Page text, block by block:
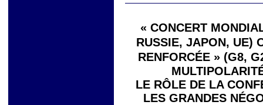
« CONCERT
RUSSIE, JAPON, UE)
RENFORCÉE » (G8,
LE RÔLE DE LA
LES GRANDES